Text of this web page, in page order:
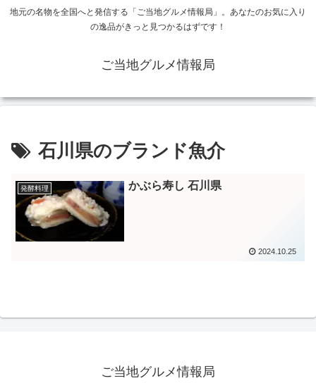
地元の名物を全国へと発信する「ご当地グルメ情報局」。あなたのお気に入り
の逸品がきっと見つかるはずです！
ご当地グルメ情報局
石川県のブランド魚介
発酵料理 かぶら寿し 石川県
2024.10.25
ご当地グルメ情報局